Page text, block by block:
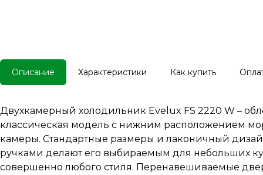
Описание Характеристики Как купить
Двухкамерный холодильник Evelux FS 2220 W –
классическая модель с нижним расположением
камеры. Стандартные размеры и лаконичный
ручками делают его выбираемым для небольших
совершенно любого стиля. Перенавешиваемые